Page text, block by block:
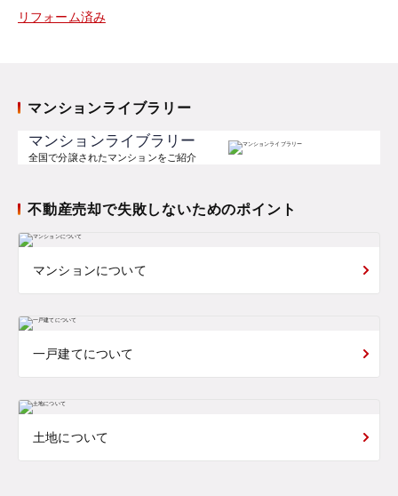
リフォーム済み
マンションライブラリー
マンションライブラリー
全国で分譲されたマンションをご紹介
不動産売却で失敗しないためのポイント
マンションについて
一戸建てについて
土地について